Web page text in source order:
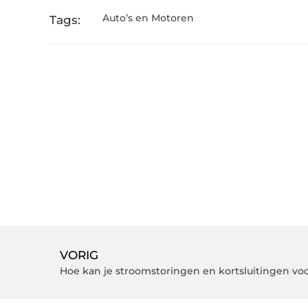
Tags: Auto’s en Motoren
VORIG
Hoe kan je stroomstoringen en kortsluitingen